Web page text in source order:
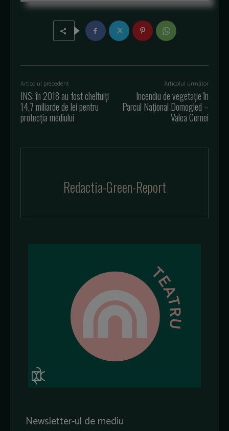
Articolul precedent
INS: în 2018 au fost cheltuiţi
14,7 miliarde de lei pentru
protecţia mediului
Articolul următor
Incendiu de vegetație în
Parcul Național Domogled –
Valea Cernei
Redactia-Green-Report
Newsletter-ul de mediu